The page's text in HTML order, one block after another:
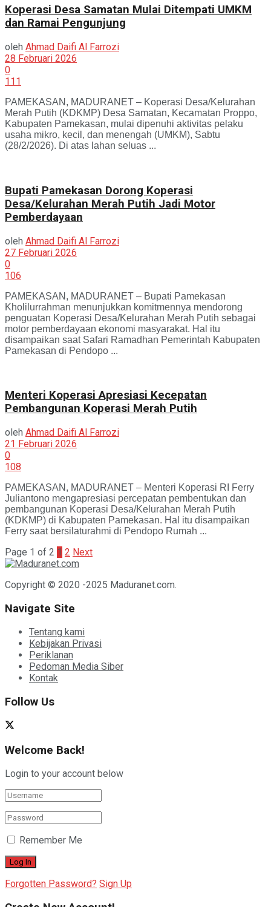
Koperasi Desa Samatan Mulai Ditempati UMKM
dan Ramai Pengunjung
oleh Ahmad Daifi Al Farrozi
28 Februari 2026
0
111
PAMEKASAN, MADURANET – Koperasi Desa/Kelurahan
Merah Putih (KDKMP) Desa Samatan, Kecamatan Proppo,
Kabupaten Pamekasan, mulai dipenuhi aktivitas pelaku
usaha mikro, kecil, dan menengah (UMKM), Sabtu
(28/2/2026). Di atas lahan seluas ...
Bupati Pamekasan Dorong Koperasi
Desa/Kelurahan Merah Putih Jadi Motor
Pemberdayaan
oleh Ahmad Daifi Al Farrozi
27 Februari 2026
0
106
PAMEKASAN, MADURANET – Bupati Pamekasan
Kholilurrahman menunjukkan komitmennya mendorong
penguatan Koperasi Desa/Kelurahan Merah Putih sebagai
motor pemberdayaan ekonomi masyarakat. Hal itu
disampaikan saat Safari Ramadhan Pemerintah Kabupaten
Pamekasan di Pendopo ...
Menteri Koperasi Apresiasi Kecepatan
Pembangunan Koperasi Merah Putih
oleh Ahmad Daifi Al Farrozi
21 Februari 2026
0
108
PAMEKASAN, MADURANET – Menteri Koperasi RI Ferry
Juliantono mengapresiasi percepatan pembentukan dan
pembangunan Koperasi Desa/Kelurahan Merah Putih
(KDKMP) di Kabupaten Pamekasan. Hal itu disampaikan
Ferry saat bersilaturahmi di Pendopo Rumah ...
Page 1 of 2 1 2 Next
Copyright © 2020 -2025 Maduranet.com.
Navigate Site
Tentang kami
Kebijakan Privasi
Periklanan
Pedoman Media Siber
Kontak
Follow Us
Welcome Back!
Login to your account below
Remember Me
Forgotten Password? Sign Up